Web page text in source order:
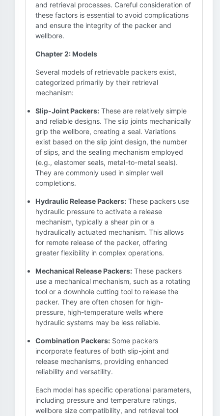
and retrieval processes. Careful consideration of
these factors is essential to avoid complications
and ensure the integrity of the packer and
wellbore.
Chapter 2: Models
Several models of retrievable packers exist,
categorized primarily by their retrieval
mechanism:
Slip-Joint Packers: These are relatively simple
and reliable designs. The slip joints mechanically
grip the wellbore, creating a seal. Variations
exist based on the slip joint design, the number
of slips, and the sealing mechanism employed
(e.g., elastomer seals, metal-to-metal seals).
They are commonly used in simpler well
completions.
Hydraulic Release Packers: These packers use
hydraulic pressure to activate a release
mechanism, typically a shear pin or a
hydraulically actuated mechanism. This allows
for remote release of the packer, offering
greater flexibility in complex operations.
Mechanical Release Packers: These packers
use a mechanical mechanism, such as a rotating
tool or a downhole cutting tool to release the
packer. They are often chosen for high-
pressure, high-temperature wells where
hydraulic systems may be less reliable.
Combination Packers: Some packers
incorporate features of both slip-joint and
release mechanisms, providing enhanced
reliability and versatility.
Each model has specific operational parameters,
including pressure and temperature ratings,
wellbore size compatibility, and retrieval tool